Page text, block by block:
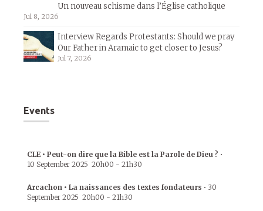
Un nouveau schisme dans l’Église catholique
Jul 8, 2026
Interview Regards Protestants: Should we pray
Our Father in Aramaic to get closer to Jesus?
Jul 7, 2026
Events
CLE • Peut-on dire que la Bible est la Parole de Dieu ? •
10 September 2025 20h00 - 21h30
Arcachon • La naissances des textes fondateurs • 30
September 2025 20h00 - 21h30